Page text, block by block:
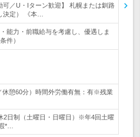
可／U・Iターン歓迎】 札幌または釧路
決定） 《本…
能力・前職給与を考慮し、優遇しま
件）
休憩60分）時間外労働有無：有※残業
2日制（土曜日・日曜日）※年4回土曜
*…